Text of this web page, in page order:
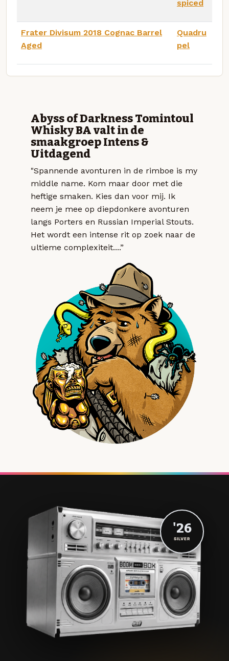
spiced
Frater Divisum 2018 Cognac Barrel
Aged
Quadru
pel
Abyss of Darkness Tomintoul
Whisky BA valt in de
smaakgroep Intens &
Uitdagend
"Spannende avonturen in de rimboe is my
middle name. Kom maar door met die
heftige smaken. Kies dan voor mij. Ik
neem je mee op diepdonkere avonturen
langs Porters en Russian Imperial Stouts.
Het wordt een intense rit op zoek naar de
ultieme complexiteit....”
'26
SILVER